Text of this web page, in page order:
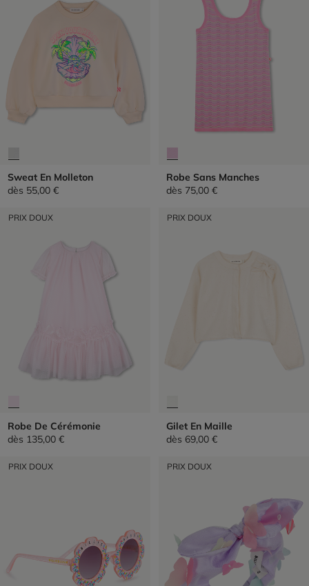
Sweat En Molleton
dès 55,00 €
Robe Sans Manches
dès 75,00 €
PRIX DOUX
Robe De Cérémonie
dès 135,00 €
PRIX DOUX
Gilet En Maille
dès 69,00 €
PRIX DOUX PRIX DOUX